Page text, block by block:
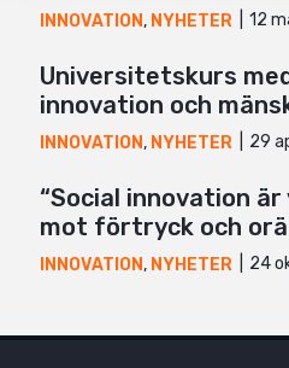
INNOVATION, NYHETER 12
Universitetskurs
innovation och
INNOVATION, NYHETER 29
“Social innovation
mot förtryck och
INNOVATION, NYHETER 24